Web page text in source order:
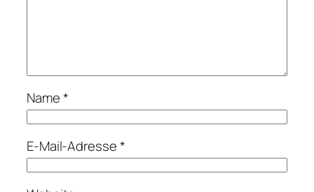
Name*
E-Mail-Adresse*